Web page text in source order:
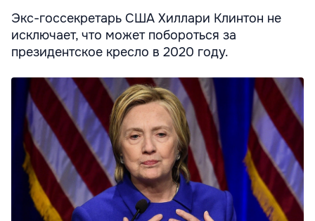
Экс-госсекретарь США Хиллари Клинтон не
исключает, что может побороться за
президентское кресло в 2020 году.